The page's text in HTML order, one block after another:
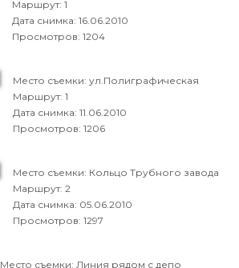
Маршрут: 1
Дата снимка: 16.06.2010
Просмотров: 1204
Место съемки: ул.Полиграфическая
Маршрут: 1
Дата снимка: 11.06.2010
Просмотров: 1206
Место съемки: Кольцо Трубного завода
Маршрут: 2
Дата снимка: 05.06.2010
Просмотров: 1297
Место съемки: Линия рядом с депо